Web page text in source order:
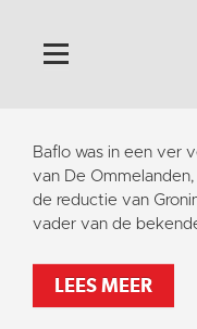
Home
Algemeen
Historie
Activiteiten
Baflo was in een ver
van De
de reductie van
vader van de
LEES MEER